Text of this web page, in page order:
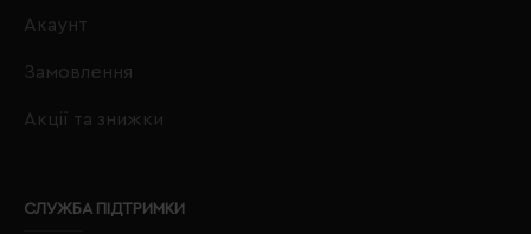
Акаунт
Замовлення
Акції та знижки
СЛУЖБА ПІДТРИМКИ